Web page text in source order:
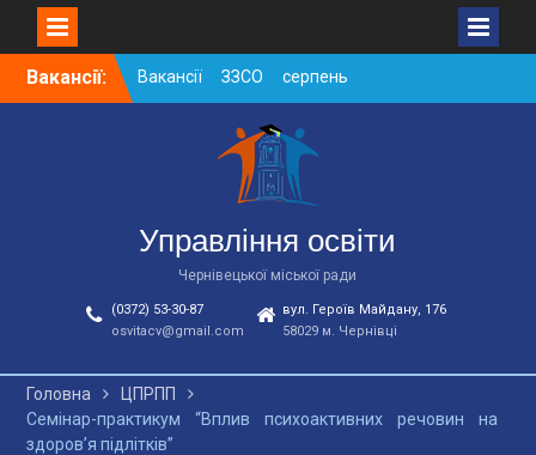
SkipВакансії:
Вакансії ЗЗСО серпень
2026
Вакансії ЗЗСО червень
Вакансії у ЗДО та
дошкільних підрозділах
ЗЗСО станом на
01.08.2026 р.
Управління освіти
Чернівецької міської ради
(0372) 53-30-87
osvitacv@gmail.com
вул. Героїв Майдану, 176
58029 м. Чернівці
Головна
ЦПРПП
Семінар-практикум “Вплив психоактивних речовин на
здоров’я підлітків”